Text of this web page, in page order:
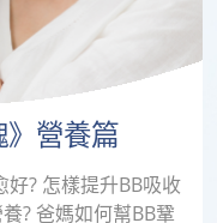
》營養篇
? 怎樣提升BB吸收
? 爸媽如何幫BB鞏